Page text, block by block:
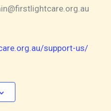
support-us/